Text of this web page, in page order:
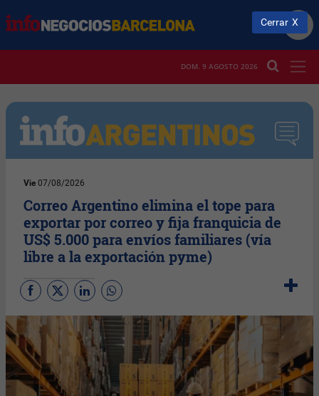
DOM. 9 AGOSTO 2026
Vie 07/08/2026
Correo Argentino elimina el tope para
exportar por correo y fija franquicia de
US$ 5.000 para envíos familiares (vía
libre a la exportación pyme)
Cerrar